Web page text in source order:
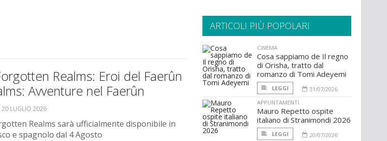
Realms: Eroi del Faerûn
Avventure nel Faerûn
20 LUGLIO 2026
Realms sarà ufficialmente disponibile in
e spagnolo dal 4 Agosto
ARTICOLI PIÙ POPOLARI
CINEMA
Cosa sappiamo de Il regno
di Orisha, tratto dal
romanzo di Tomi Adeyemi
LEGGI
31/07/2026
APPUNTAMENTI
Mauro Repetto ospite
italiano di Stranimondi 2026
LEGGI 20/07/2026